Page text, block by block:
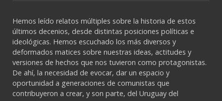
Hemos leído relatos múltiples sobre la historia de estos
últimos decenios, desde distintas posiciones políticas e
ideológicas. Hemos escuchado los más diversos y
deformados matices sobre nuestras ideas, actitudes y
versiones de hechos que nos tuvieron como protagonistas.
De ahí, la necesidad de evocar, dar un espacio y
oportunidad a generaciones de comunistas que
contribuyeron a crear, y son parte, del Uruguay del